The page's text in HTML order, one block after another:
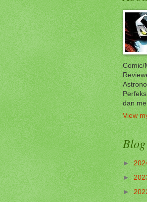
Comic/
dan
View
►
►
►